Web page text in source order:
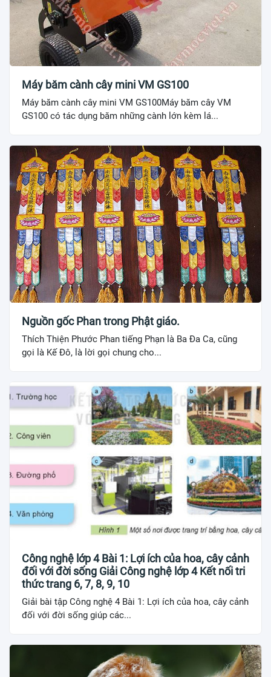
Máy băm cành cây mini VM GS100
Máy băm cành cây mini VM GS100Máy băm cây VM
GS100 có tác dụng băm những cành lớn kèm lá...
Nguồn gốc Phan trong Phật giáo.
Thích Thiện Phước Phan tiếng Phạn là Ba Đa Ca, cũng
gọi là Kế Đô, là lời gọi chung cho...
Công nghệ lớp 4 Bài 1: Lợi ích của hoa, cây cảnh
đối với đời sống Giải Công nghệ lớp 4 Kết nối tri
thức trang 6, 7, 8, 9, 10
Giải bài tập Công nghệ 4 Bài 1: Lợi ích của hoa, cây cảnh
đối với đời sống giúp các...